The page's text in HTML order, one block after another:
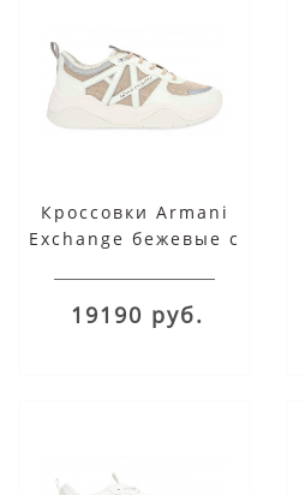
Кроссовки Armani
Exchange бежевые с
19190 руб.